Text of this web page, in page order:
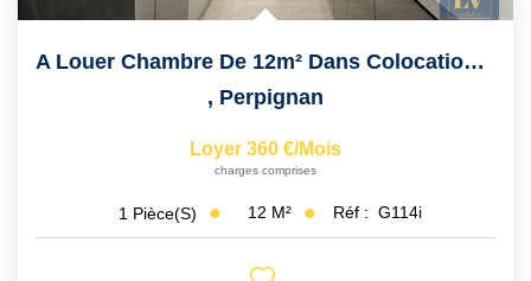
A Louer Chambre De 12m² Dans Colocation De 9 Chambres En...
, Perpignan
Loyer 360 €/mois
charges comprises
1 Pièce(s) 12 M² Réf : G114i